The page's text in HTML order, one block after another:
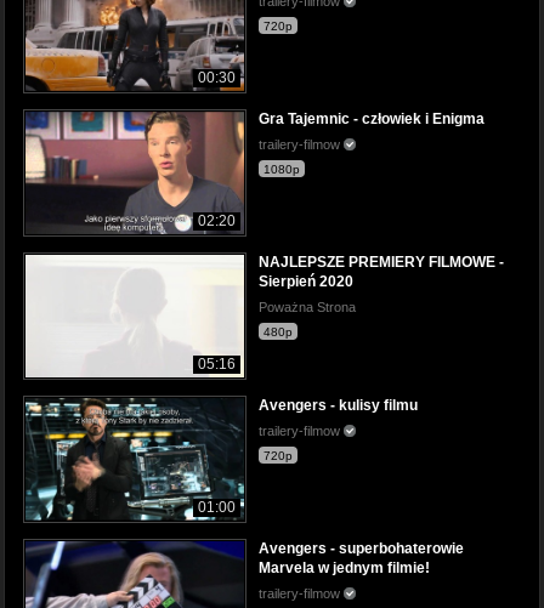
00:30
720p
02:20
Gra Tajemnic - człowiek i Enigma
trailery-filmow
1080p
05:16
NAJLEPSZE PREMIERY FILMOWE -
Sierpień 2020
Poważna Strona
480p
01:00
Avengers - kulisy filmu
trailery-filmow
720p
Avengers - superbohaterowie
Marvela w jednym filmie!
trailery-filmow